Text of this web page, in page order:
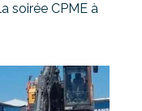
soirée CPME à